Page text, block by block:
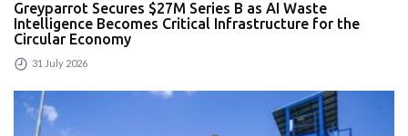
Greyparrot Secures $27M Series B as AI Waste
Intelligence Becomes Critical Infrastructure for the
Circular Economy
31 July 2026